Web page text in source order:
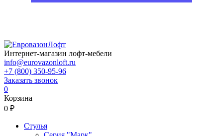
Интернет-магазин лофт-мебели
info@eurovazonloft.ru
+7 (800) 350-95-96
Заказать звонок
0
Корзина
0 ₽
Стулья